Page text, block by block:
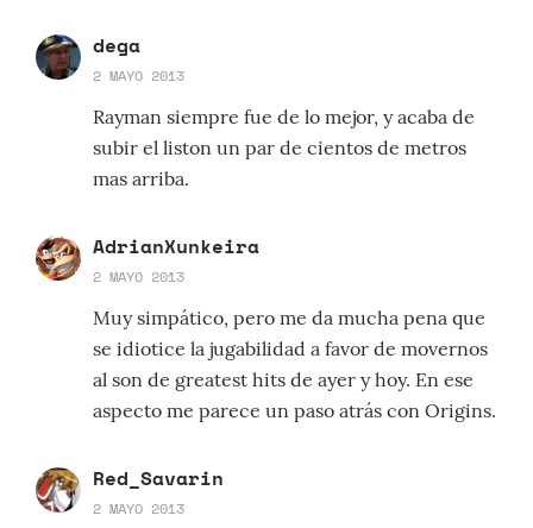
dega
2 MAYO 2013
Rayman siempre fue de lo mejor, y acaba de
subir el liston un par de cientos de metros
mas arriba.
AdrianXunkeira
2 MAYO 2013
Muy simpático, pero me da mucha pena que
se idiotice la jugabilidad a favor de movernos
al son de greatest hits de ayer y hoy. En ese
aspecto me parece un paso atrás con Origins.
Red_Savarin
2 MAYO 2013